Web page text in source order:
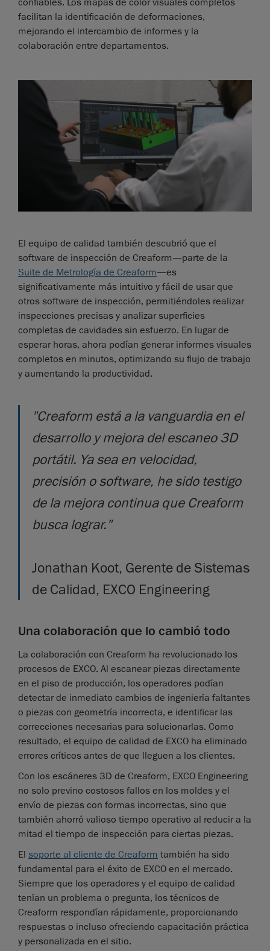
confiables. Los mapas de color visuales completos
facilitan la identificación de deformaciones,
mejorando el intercambio de informes y la
colaboración entre departamentos.
El equipo de calidad también descubrió que el
software de inspección de Creaform—parte de la
Suite de Metrología de Creaform—es
significativamente más intuitivo y fácil de usar que
otros software de inspección, permitiéndoles realizar
inspecciones precisas y analizar superficies
completas de cavidades sin esfuerzo. En lugar de
esperar horas, ahora podían generar informes visuales
completos en minutos, optimizando su flujo de trabajo
y aumentando la productividad.
"Creaform está a la vanguardia en el
desarrollo y mejora del escaneo 3D
portátil. Ya sea en velocidad,
precisión o software, he sido testigo
de la mejora continua que Creaform
busca lograr."
Jonathan Koot, Gerente de Sistemas
de Calidad, EXCO Engineering
Una colaboración que lo cambió todo
La colaboración con Creaform ha revolucionado los
procesos de EXCO. Al escanear piezas directamente
en el piso de producción, los operadores podían
detectar de inmediato cambios de ingeniería faltantes
o piezas con geometría incorrecta, e identificar las
correcciones necesarias para solucionarlas. Como
resultado, el equipo de calidad de EXCO ha eliminado
errores críticos antes de que lleguen a los clientes.
Con los escáneres 3D de Creaform, EXCO Engineering
no solo previno costosos fallos en los moldes y el
envío de piezas con formas incorrectas, sino que
también ahorró valioso tiempo operativo al reducir a la
mitad el tiempo de inspección para ciertas piezas.
El soporte al cliente de Creaform también ha sido
fundamental para el éxito de EXCO en el mercado.
Siempre que los operadores y el equipo de calidad
tenían un problema o pregunta, los técnicos de
Creaform respondían rápidamente, proporcionando
respuestas o incluso ofreciendo capacitación práctica
y personalizada en el sitio.